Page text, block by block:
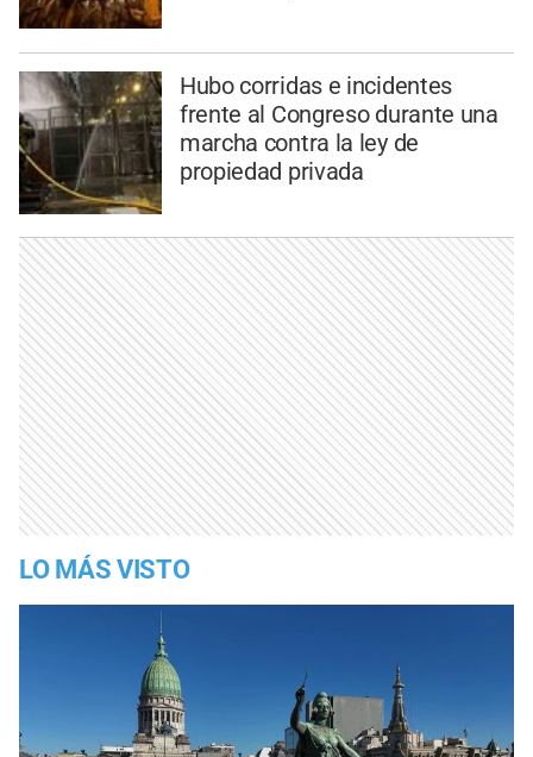
Hubo corridas e incidentes
frente al Congreso durante una
marcha contra la ley de
propiedad privada
LO MÁS VISTO